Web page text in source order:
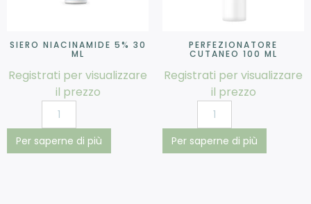
SIERO NIACINAMIDE 5% 30
ML
Registrati per visualizzare
il prezzo
Per saperne di più
PERFEZIONATORE
CUTANEO 100 ML
Registrati per visualizzare
il prezzo
Per saperne di più